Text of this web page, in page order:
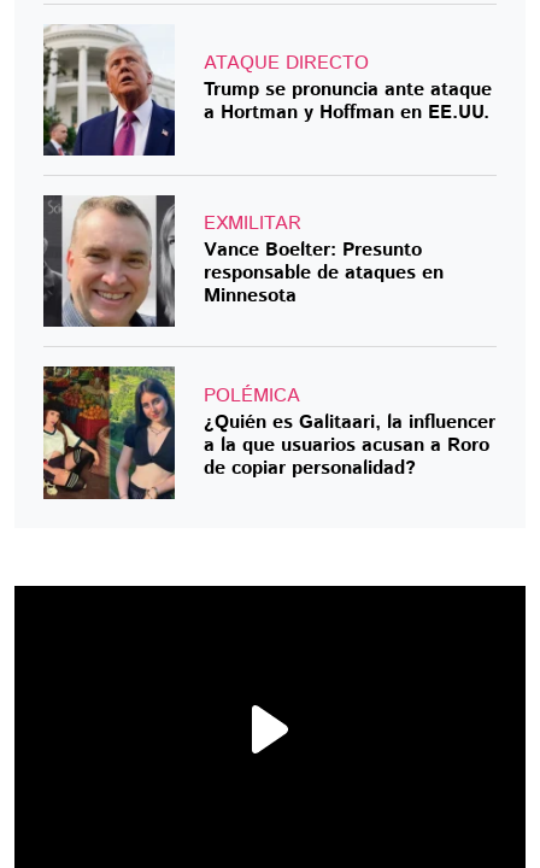
ATAQUE DIRECTO
Trump se pronuncia ante ataque
a Hortman y Hoffman en EE.UU.
EXMILITAR
Vance Boelter: Presunto
responsable de ataques en
Minnesota
POLÉMICA
¿Quién es Galitaari, la influencer
a la que usuarios acusan a Roro
de copiar personalidad?